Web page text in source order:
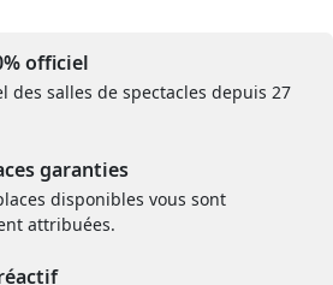
officiel
des salles de spectacles depuis 27
garanties
disponibles vous sont
attribuées.